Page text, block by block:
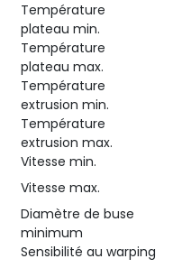
Température
plateau min.
Température
plateau max.
Température
extrusion min.
Température
extrusion max.
Vitesse min.
Vitesse max.
Diamètre de buse
minimum
Sensibilité au warping